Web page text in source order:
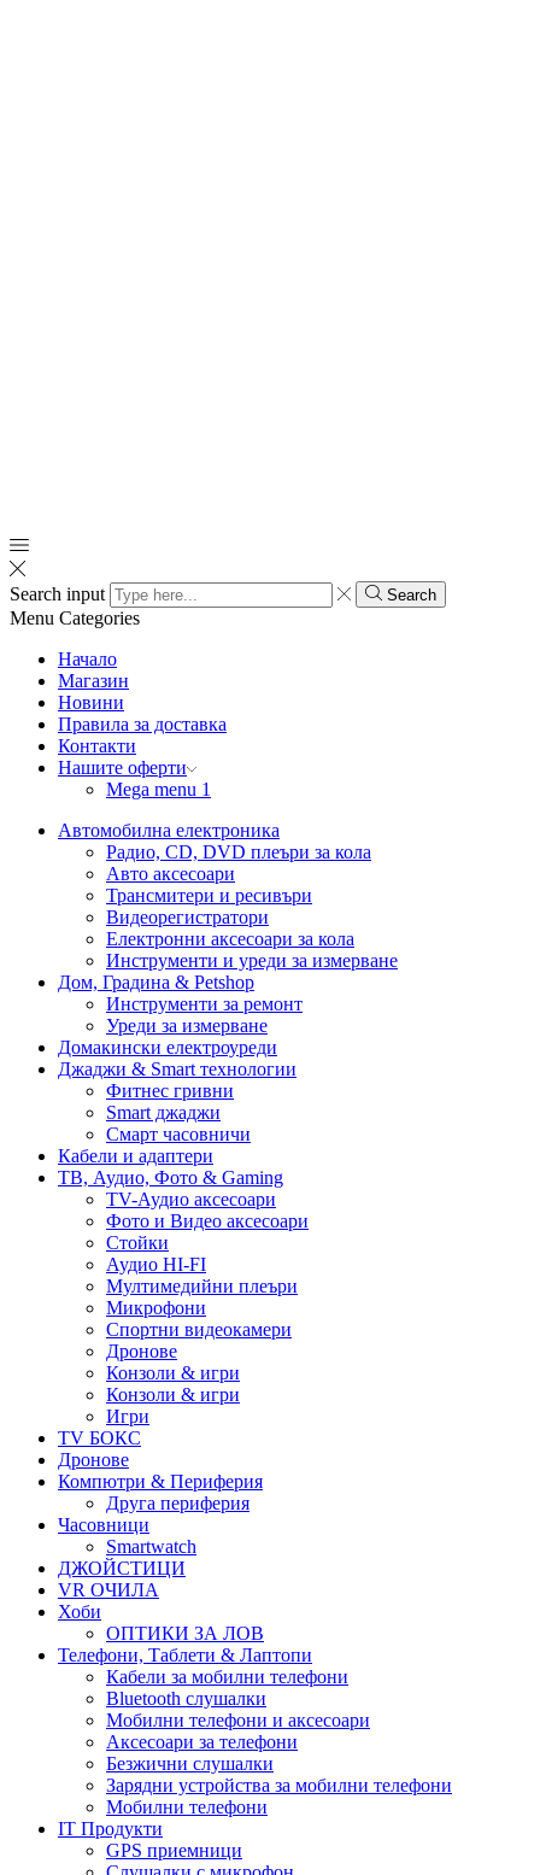
Search input Search
Menu Categories
Начало
Магазин
Новини
Правила за доставка
Контакти
Нашите оферти
Mega menu 1
Автомобилна електроника
Радио, CD, DVD плеъри за кола
Авто аксесоари
Трансмитери и ресивъри
Видеорегистратори
Електронни аксесоари за кола
Инструменти и уреди за измерване
Дом, Градина & Petshop
Инструменти за ремонт
Уреди за измерване
Домакински електроуреди
Джаджи & Smart технологии
Фитнес гривни
Smart джаджи
Смарт часовничи
Кабели и адаптери
ТВ, Аудио, Фото & Gaming
TV-Аудио аксесоари
Фото и Видео аксесоари
Стойки
Аудио HI-FI
Мултимедийни плеъри
Микрофони
Спортни видеокамери
Дронове
Конзоли & игри
Конзоли & игри
Игри
TV БОКС
Дронове
Компютри & Периферия
Друга периферия
Часовници
Smartwatch
ДЖОЙСТИЦИ
VR ОЧИЛА
Хоби
ОПТИКИ ЗА ЛОВ
Телефони, Таблети & Лаптопи
Кабели за мобилни телефони
Bluetooth слушалки
Мобилни телефони и аксесоари
Аксесоари за телефони
Безжични слушалки
Зарядни устройства за мобилни телефони
Мобилни телефони
IT Продукти
GPS приемници